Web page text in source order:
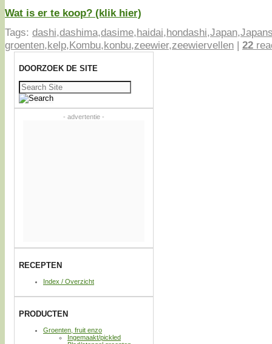
Wat is er te koop? (klik hier)
Tags: dashi,dashima,dasime,haidai,hondashi,Japan,
groenten,kelp,Kombu,konbu,zeewier,zeewiervellen | 22
DOORZOEK DE SITE
Zoeken
naar:
- advertentie -
RECEPTEN
Index / Overzicht
PRODUCTEN
Groenten, fruit enzo
Ingemaakt/pickled